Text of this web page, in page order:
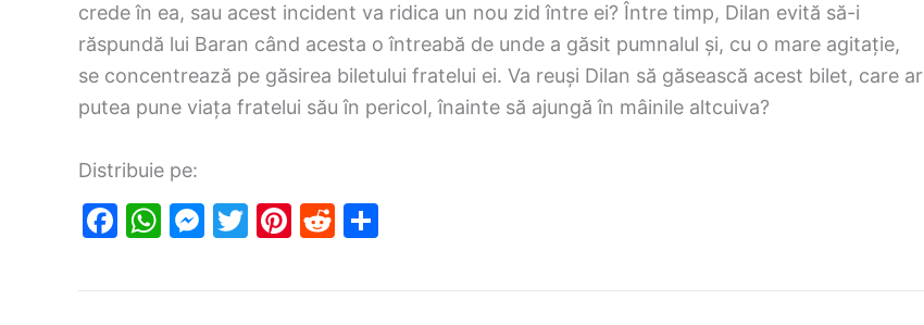
crede în ea, sau acest incident va ridica un nou zid între ei? Între timp, Dilan evită să-i
răspundă lui Baran când acesta o întreabă de unde a găsit pumnalul și, cu o mare agitație,
se concentrează pe găsirea biletului fratelui ei. Va reuși Dilan să găsească acest bilet, care ar
putea pune viața fratelui său în pericol, înainte să ajungă în mâinile altcuiva?
Distribuie pe:
F
c
W
at
M
s
T
itt
Pi
er
R
d ar